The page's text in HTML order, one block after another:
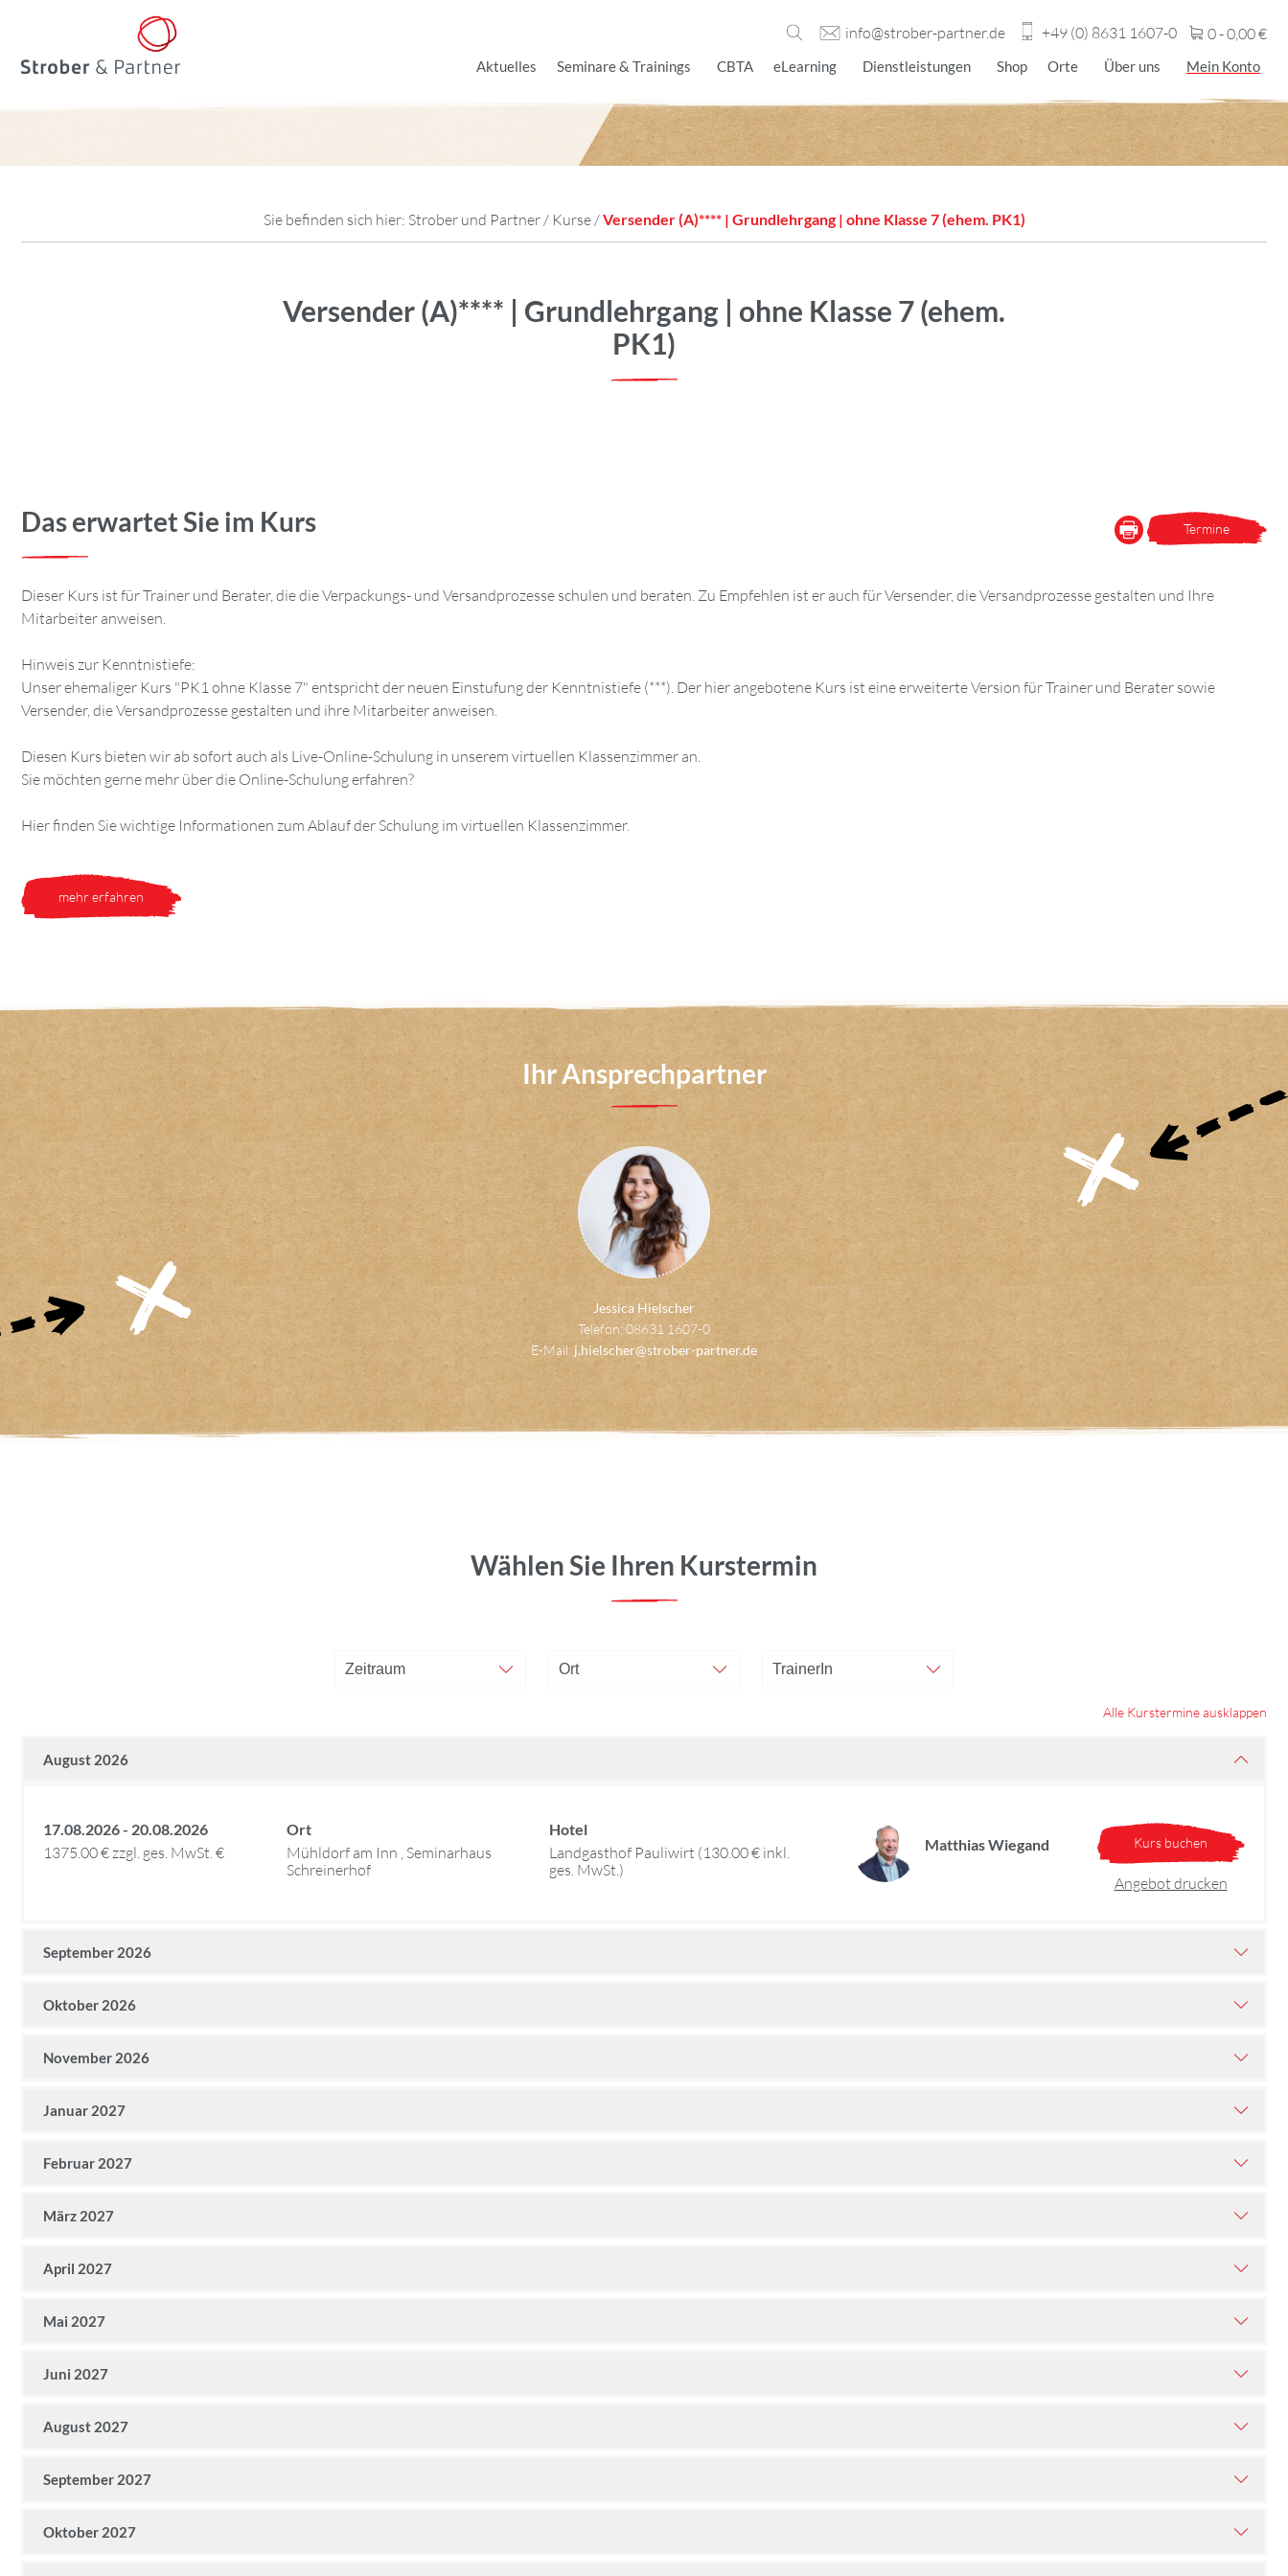
info@strober-partner.de +49 (0) 8631 1607-0 0 -0,00€
Aktuelles Seminare & Trainings CBTA eLearning Dienstleistungen Shop Orte Über uns Mein Konto
Sie befinden sich hier: Strober und Partner/ Kurse/Versender (A)**** | Grundlehrgang | ohne Klasse 7 (ehem. PK1)
Versender (A)**** | Grundlehrgang | ohne Klasse 7 (ehem.
PK1)
Das erwartet Sie im Kurs Termine
Dieser Kurs ist für Trainer und Berater, die die Verpackungs- und Versandprozesse schulen und beraten. Zu Empfehlen ist er auch für Versender, die Versandprozesse gestalten und Ihre
Mitarbeiter anweisen.
Hinweis zur Kenntnistiefe:
Unser ehemaliger Kurs "PK1 ohne Klasse 7" entspricht der neuen Einstufung der Kenntnistiefe (***). Der hier angebotene Kurs ist eine erweiterte Version für Trainer und Berater sowie
Versender, die Versandprozesse gestalten und ihre Mitarbeiter anweisen.
Diesen Kurs bieten wir ab sofort auch als Live-Online-Schulung in unserem virtuellen Klassenzimmer an.
Sie möchten gerne mehr über die Online-Schulung erfahren?
Hier finden Sie wichtige Informationen zum Ablauf der Schulung im virtuellen Klassenzimmer.
mehr erfahren
Ihr Ansprechpartner
Jessica Hielscher
Telefon: 08631 1607-0
E-Mail: j.hielscher@strober-partner.de
Wählen Sie Ihren Kurstermin
Alle Kurstermine ausklappen
August 2026
17.08.2026 - 20.08.2026
1375.00 € zzgl. ges. MwSt. €
Ort
Mühldorf am Inn , Seminarhaus
Schreinerhof
Hotel
Landgasthof Pauliwirt (130.00 € inkl.
ges. MwSt.)
Matthias Wiegand Kurs buchen
Angebot drucken
September 2026
Oktober 2026
November 2026
Januar 2027
Februar 2027
März 2027
April 2027
Mai 2027
Juni 2027
August 2027
September 2027
Oktober 2027